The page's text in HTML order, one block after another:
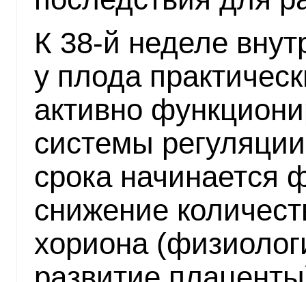
К 38-й неделе
у плода
активно
системы
срока начинается
снижение
хориона